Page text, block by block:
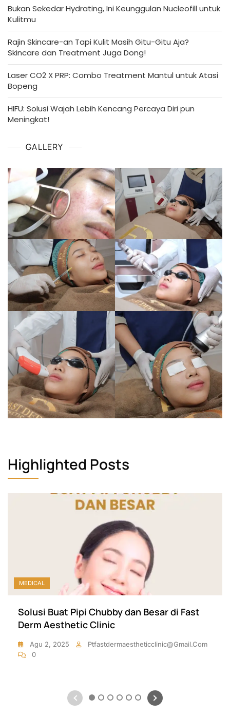
Bukan Sekedar Hydrating, Ini Keunggulan Nucleofill untuk
Kulitmu
Rajin Skincare-an Tapi Kulit Masih Gitu-Gitu Aja?
Skincare dan Treatment Juga Dong!
Laser CO2 X PRP: Combo Treatment Mantul untuk Atasi
Bopeng
HIFU: Solusi Wajah Lebih Kencang Percaya Diri pun
Meningkat!
GALLERY
Highlighted Posts
MEDICAL
Solusi Buat Pipi Chubby dan Besar di Fast
Derm Aesthetic Clinic
Agu 2, 2025
Ptfastdermaestheticclinic@gmail.com
0
1 2 3 4 5 6